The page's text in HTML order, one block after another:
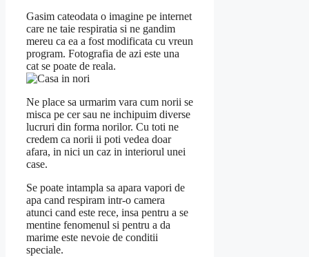
Gasim cateodata o imagine pe internet
care ne taie respiratia si ne gandim
mereu ca ea a fost modificata cu vreun
program. Fotografia de azi este una
cat se poate de reala.
Ne place sa urmarim vara cum norii se
misca pe cer sau ne inchipuim diverse
lucruri din forma norilor. Cu toti ne
credem ca norii ii poti vedea doar
afara, in nici un caz in interiorul unei
case.
Se poate intampla sa apara vapori de
apa cand respiram intr-o camera
atunci cand este rece, insa pentru a se
mentine fenomenul si pentru a da
marime este nevoie de conditii
speciale.